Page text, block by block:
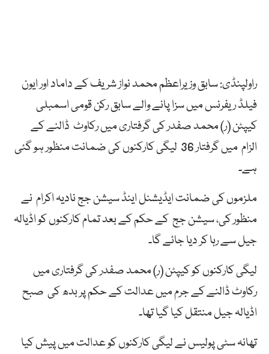
راولپنڈی: سابق وزیراعظم محمد نواز شریف کے داماد اور ایون
فیلڈ ریفرنس میں سزا پانے والے سابق رکن قومی اسمبلی
کیپٹن (ر) محمد صفدر کی گرفتاری میں رکاوٹ ڈالنے کے
الزام میں گرفتار 36 لیگی کارکنوں کی ضمانت منظور ہو گئی
ہے۔
ملزموں کی ضمانت ایڈیشنل اینڈ سیشن جج نادیہ اکرام نے
منظور کی، سیشن جج کے حکم کے بعد تمام کارکنوں کو اڈیالہ
جیل سے رہا کر دیا جائے گا۔
لیگی کارکنوں کو کیپٹن (ر) محمد صفدر کی گرفتاری میں
رکاوٹ ڈالنے کے جرم میں عدالت کے حکم پر بدھ کی صبح
اڈیالہ جیل منتقل کیا گیا تھا۔
تھانہ سٹی پولیس نے لیگی کارکنوں کو عدالت میں پیش کیا